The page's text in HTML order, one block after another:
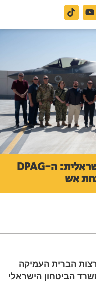
פסגת ההגנה האמריקנית-ישראלית: ה-DPAG
אש
הברית העמיקה
הביטחון הישראלי